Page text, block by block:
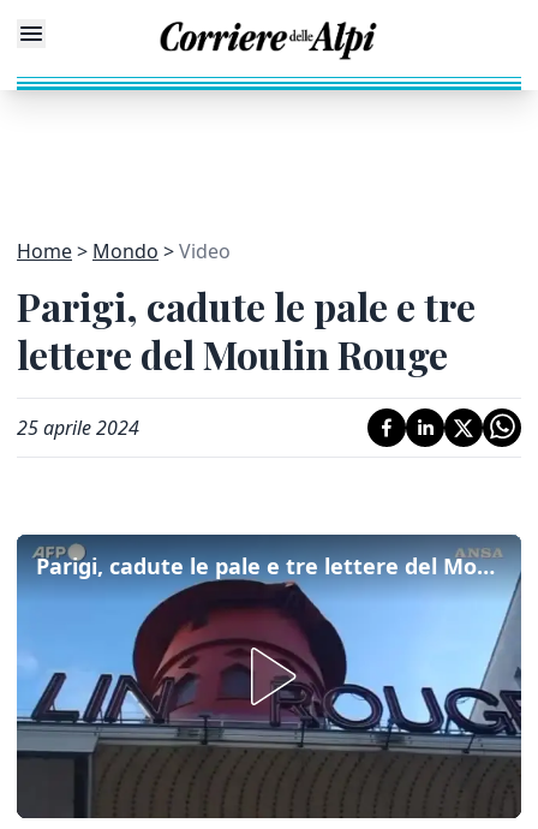
Home Mondo Video
Parigi, cadute le pale e tre
lettere del Moulin Rouge
25 aprile 2024
Parigi, cadute le pale e tre lettere del Moulin Rouge